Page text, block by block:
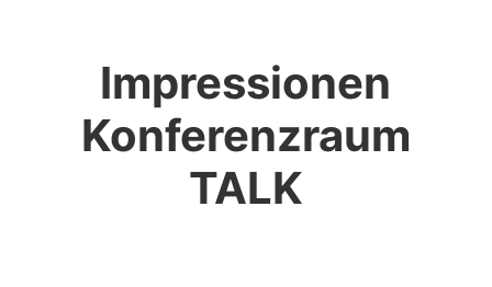
Impressionen
Konferenzraum
TALK